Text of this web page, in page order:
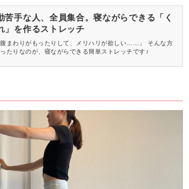
苦手な人、全員集合。寝ながらできる「く
」を作るストレッチ
腹まわりがもったりして、メリハリが欲しい……」 そんな方
たりなのが、寝ながらできる簡単ストレッチです♪